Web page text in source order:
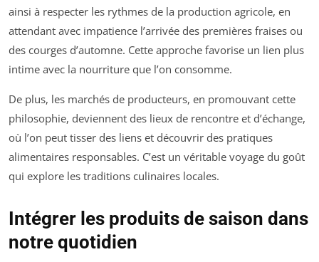
ainsi à respecter les rythmes de la production agricole, en
attendant avec impatience l’arrivée des premières fraises ou
des courges d’automne. Cette approche favorise un lien plus
intime avec la nourriture que l’on consomme.
De plus, les marchés de producteurs, en promouvant cette
philosophie, deviennent des lieux de rencontre et d’échange,
où l’on peut tisser des liens et découvrir des pratiques
alimentaires responsables. C’est un véritable voyage du goût
qui explore les traditions culinaires locales.
Intégrer les produits de saison dans
notre quotidien